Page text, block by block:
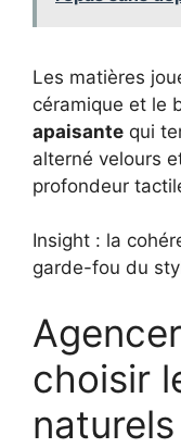
Les matières
céramique et le
apaisante qui
alterné velours
profondeur
Insight : la
garde-fou du
choisir
naturels